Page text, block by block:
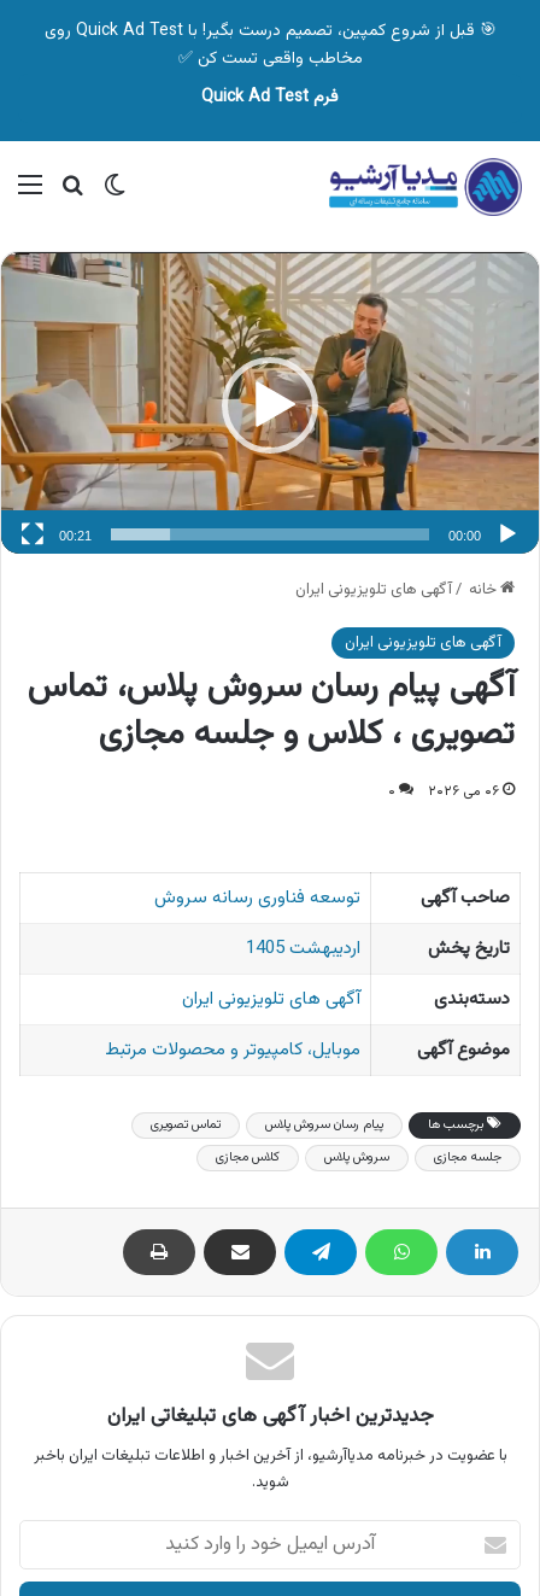
🎯 قبل از شروع کمپین، تصمیم درست بگیر! با Quick Ad Test روی
مخاطب واقعی تست کن ✅
فرم Quick Ad Test
تغییر پوسته
نمایشگر
ویدیو
00:00
00:21
خانه /آگهی های تلویزیونی ایران
آگهی های تلویزیونی ایران
آگهی پیام رسان سروش پلاس، تماس
تصویری ، کلاس و جلسه مجازی
۰۶ می ۲۰۲۶ ۰
صاحب آگهی
توسعه فناوری رسانه سروش
تاریخ پخش
اردیبهشت 1405
دسته‌بندی
آگهی های تلویزیونی ایران
موضوع آگهی
موبایل، کامپیوتر و محصولات مرتبط
برچسب ها پیام رسان سروش پلاس
تماس تصویری
جلسه مجازی
سروش پلاس کلاس مجازی
جدیدترین اخبار آگهی های تبلیغاتی ایران
با عضویت در خبرنامه مدیاآرشیو، از آخرین اخبار و اطلاعات تبلیغات ایران باخبر
شوید.
آدرس
ایمیل
خود